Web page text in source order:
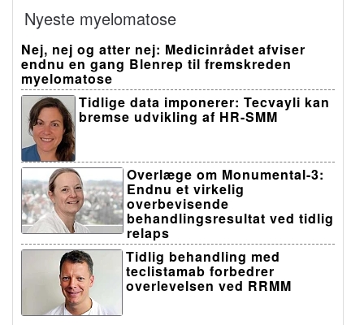
Nyeste myelomatose
Nej, nej og atter nej: Medicinrådet afviser
endnu en gang Blenrep til fremskreden
myelomatose
Tidlige data imponerer: Tecvayli kan
bremse udvikling af HR-SMM
Overlæge om Monumental-3:
Endnu et virkelig
overbevisende
behandlingsresultat ved tidlig
relaps
Tidlig behandling med
teclistamab forbedrer
overlevelsen ved RRMM